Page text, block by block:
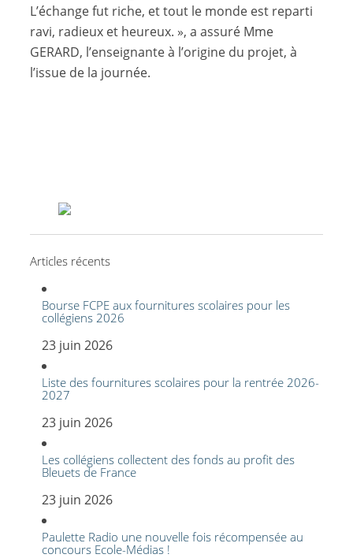
L’échange fut riche, et tout le monde est reparti
ravi, radieux et heureux. », a assuré Mme
GERARD, l’enseignante à l’origine du projet, à
l’issue de la journée.
Articles récents
Bourse FCPE aux fournitures scolaires pour les
collégiens 2026
23 juin 2026
Liste des fournitures scolaires pour la rentrée 2026-
2027
23 juin 2026
Les collégiens collectent des fonds au profit des
Bleuets de France
23 juin 2026
Paulette Radio une nouvelle fois récompensée au
concours Ecole-Médias !